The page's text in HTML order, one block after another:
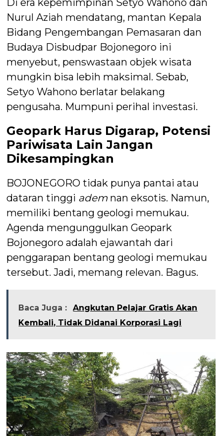
Di era kepemimpinan Setyo Wahono dan
Nurul Aziah mendatang, mantan Kepala
Bidang Pengembangan Pemasaran dan
Budaya Disbudpar Bojonegoro ini
menyebut, penswastaan objek wisata
mungkin bisa lebih maksimal. Sebab,
Setyo Wahono berlatar belakang
pengusaha. Mumpuni perihal investasi.
Geopark Harus Digarap, Potensi
Pariwisata Lain Jangan
Dikesampingkan
BOJONEGORO tidak punya pantai atau
dataran tinggi adem nan eksotis. Namun,
memiliki bentang geologi memukau.
Agenda mengunggulkan Geopark
Bojonegoro adalah ejawantah dari
penggarapan bentang geologi memukau
tersebut. Jadi, memang relevan. Bagus.
Baca Juga :
Angkutan Pelajar Gratis Akan
Kembali, Tidak Didanai Korporasi Lagi